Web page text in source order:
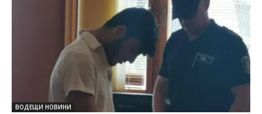
ВОДЕЩИ НОВИНИ